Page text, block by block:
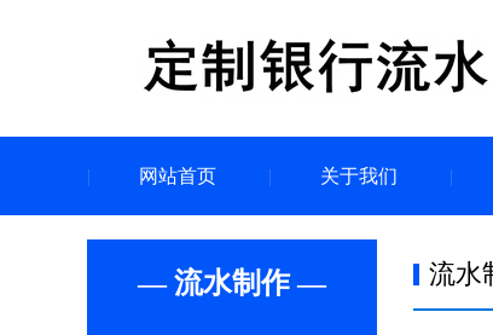
网站首页 关于我们
— 流水制作 — 流水